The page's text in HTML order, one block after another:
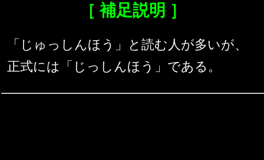
［ 補足説明 ］
「じゅっしんほう」と読む人が多いが、
正式には「じっしんほう」である。